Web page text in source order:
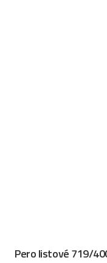
Pero listové 719/